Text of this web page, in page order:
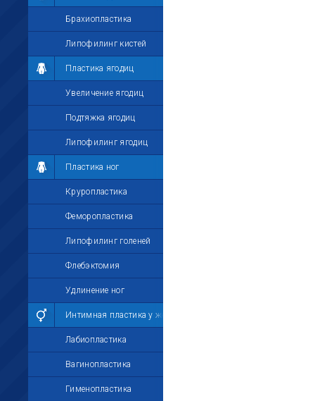
Брахиопластика
Липофилинг кистей
Пластика ягодиц
Увеличение ягодиц
Подтяжка ягодиц
Липофилинг ягодиц
Пластика ног
Круропластика
Феморопластика
Липофилинг голеней
Флебэктомия
Удлинение ног
Интимная пластика у женщин
Лабиопластика
Вагинопластика
Гименопластика